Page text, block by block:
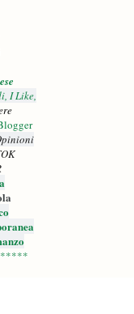
I Like,